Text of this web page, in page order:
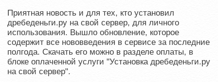
Приятная новость и для тех, кто установил
дребеденьги.ру на свой сервер, для личного
использования. Вышло обновление, которое
содержит все нововведения в сервисе за последние
полгода. Скачать его можно в разделе оплаты, в
блоке оплаченной услуги "Установка дребеденьги.ру
на свой сервер".